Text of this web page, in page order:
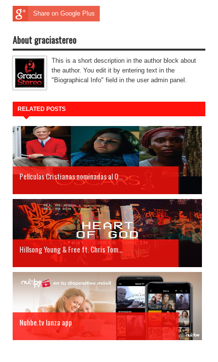
Share on Google Plus
About graciastereo
This is a short description in the author block about
the author. You edit it by entering text in the
"Biographical Info" field in the user admin panel.
RELATED POSTS
Películas Cristianas nominadas al O...
Hillsong Young & Free ft. Chris Tom...
Nuhbe.tv lanza app